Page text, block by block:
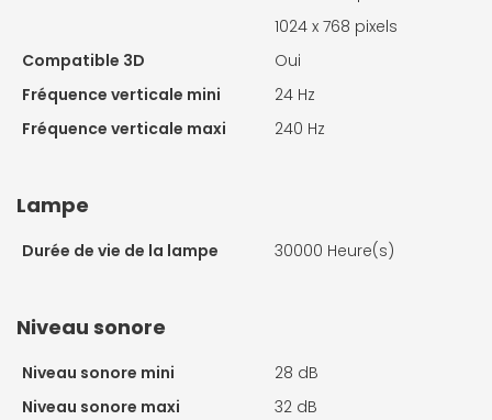
1024 x 768 pixels
Compatible 3D
Oui
Fréquence verticale mini
24 Hz
Fréquence verticale maxi
240 Hz
Lampe
Durée de vie de la lampe 30000 Heure(s)
Niveau sonore
Niveau sonore mini
28 dB
Niveau sonore maxi
32 dB